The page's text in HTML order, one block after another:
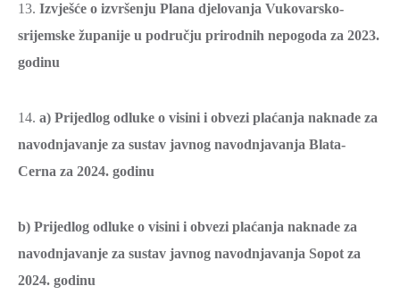
13. Izvješće o izvršenju Plana djelovanja Vukovarsko-
srijemske županije u području prirodnih nepogoda za 2023.
godinu
14. a) Prijedlog odluke o visini i obvezi plaćanja naknade za
navodnjavanje za sustav javnog navodnjavanja Blata-
Cerna za 2024. godinu
b) Prijedlog odluke o visini i obvezi plaćanja naknade za
navodnjavanje za sustav javnog navodnjavanja Sopot za
2024. godinu